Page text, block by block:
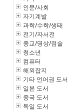
인문/사회
자기계발
과학/수학/생태
전기/자서전
종교/명상/점술
청소년
컴퓨터
해외잡지
기타 언어권 도서
일본 도서
중국 도서
독일 도서